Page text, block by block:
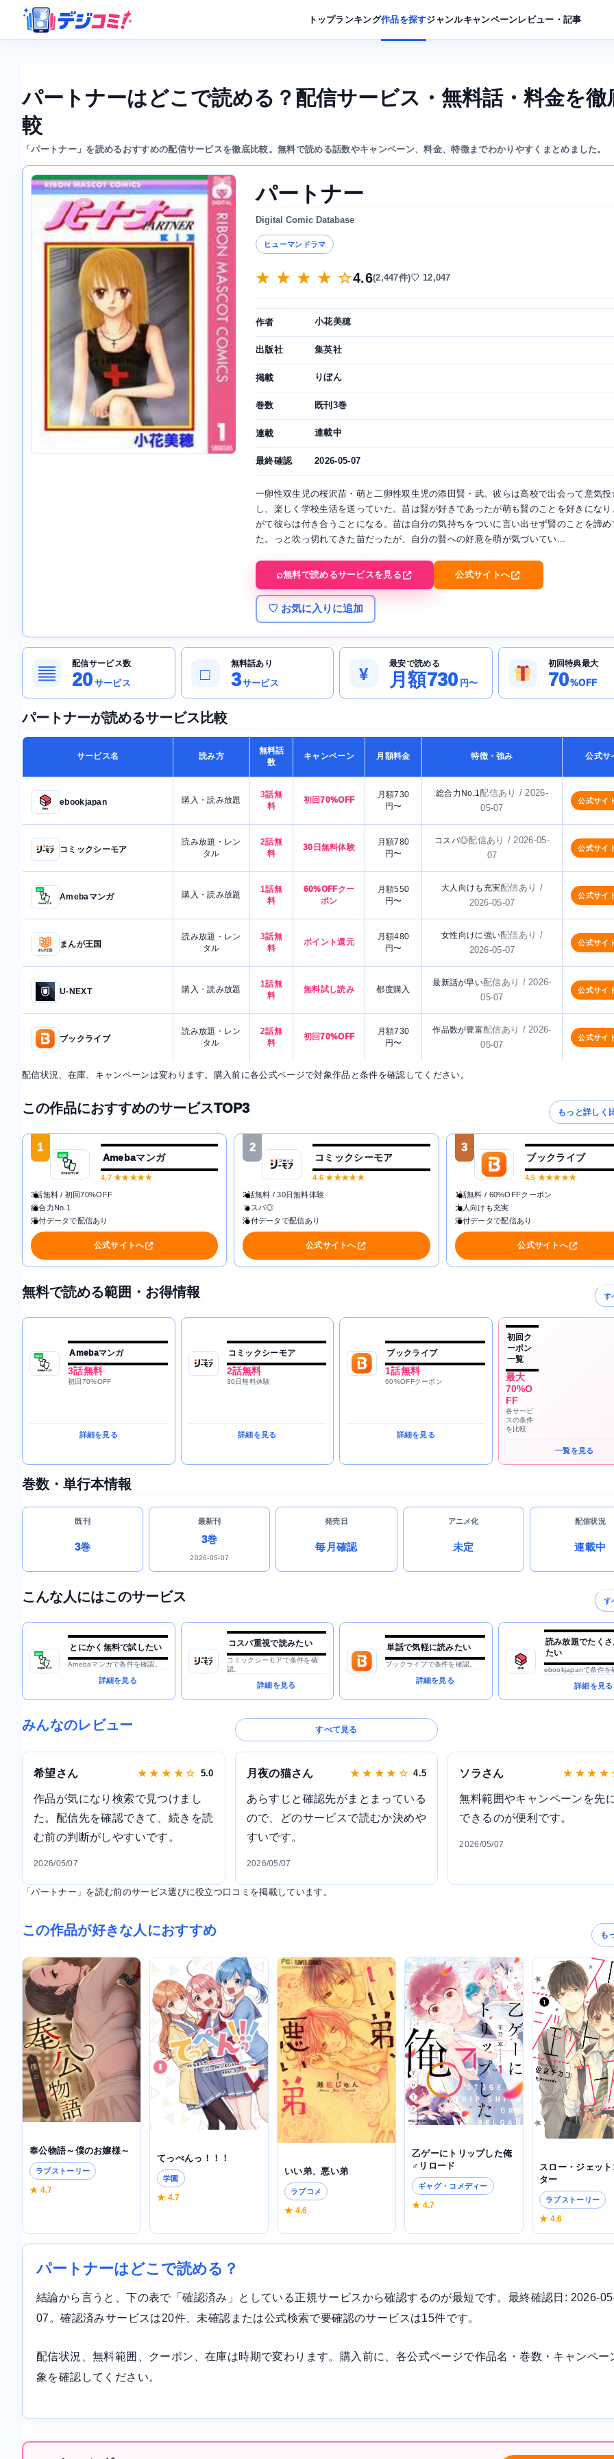
トップランキング作品を探すジャンルキャンペーンレビュー・記事
パートナーはどこで読める？配信サービス・無料話・料金を徹
較
「パートナー」を読めるおすすめの配信サービスを徹底比較。無料で読める話数やキャンペーン、料金、特徴までわかりやすくまとめました。
パートナー
Digital Comic Database
ヒューマンドラマ
★ ★ ★ ★ ☆4.6(2,447件)♡ 12,047
作者 小花美穂
出版社 集英社
掲載 りぼん
巻数 既刊3巻
連載 連載中
最終確認 2026-05-07
一卵性双生児の桜沢苗・萌と二卵性双生児の添田賢・武。彼らは高校で出会って意気投
し、楽しく学校生活を送っていた。苗は賢が好きであったが萌も賢のことを好きになり
がて彼らは付き合うことになる。苗は自分の気持ちをついに言い出せず賢のことを諦め
た。っと吹っ切れてきた苗だったが、自分の賢への好意を萌が気づいてい...
無料で読めるサービスを見る 公式サイトへ
♡ お気に入りに追加
▤
配信サービス数
20 サービス □
無料話あり
3サービス ¥
最安で読める
月額730 円〜
初回特典最大
70%OFF
パートナーが読めるサービス比較
サービス名 読み方
無料話
数
キャンペーン 月額料金 特徴・強み 公式サ
ebookjapan 購入・読み放題
3話無
料
初回70%OFF
月額730
円〜
総合力No.1配信あり / 2026-
05-07
公式サイ
コミックシーモア
読み放題・レン
タル
2話無
料
30日無料体験
月額780
円〜
コスパ◎配信あり / 2026-05-
07
公式サイ
Amebaマンガ 購入・読み放題
1話無
料
60%OFFクー
ポン
月額550
円〜
大人向けも充実配信あり /
2026-05-07
公式サイ
まんが王国
読み放題・レン
タル
3話無
料
ポイント還元
月額480
円〜
女性向けに強い配信あり /
2026-05-07
公式サイ
U-NEXT 購入・読み放題
1話無
料
無料試し読み 都度購入
最新話が早い配信あり / 2026-
05-07
公式サイ
ブックライブ
読み放題・レン
タル
2話無
料
初回70%OFF
月額730
円〜
作品数が豊富配信あり / 2026-
05-07
公式サイ
配信状況、在庫、キャンペーンは変わります。購入前に各公式ページで対象作品と条件を確認してください。
この作品におすすめのサービスTOP3 もっと詳しく
1
Amebaマンガ
4.7★★★★★
3話無料 / 初回70%OFF
総合力No.1
添付データで配信あり
公式サイトへ
2
コミックシーモア
4.6 ★★★★★
2話無料 / 30日無料体験
コスパ◎
添付データで配信あり
公式サイトへ
3
ブックライブ
4.5 ★★★★★
1話無料 / 60%OFFクーポン
大人向けも充実
添付データで配信あり
公式サイトへ
無料で読める範囲・お得情報 す
Amebaマンガ
3話無料
初回70%OFF
詳細を見る
コミックシーモア
2話無料
30日無料体験
詳細を見る
ブックライブ
1話無料
60%OFFクーポン
詳細を見る
初回ク
ーポン
一覧
最大
70%O
FF
各サービ
スの条件
を比較
一覧を見る
巻数・単行本情報
既刊
3巻
最新刊
3巻
2026-05-07
発売日
毎月確認
アニメ化
未定
配信状況
連載中
こんな人にはこのサービス す
とにかく無料で試したい
Amebaマンガで条件を確認。
詳細を見る
コスパ重視で読みたい
コミックシーモアで条件を確
認。
詳細を見る
単話で気軽に読みたい
ブックライブで条件を確認。
詳細を見る
読み放題でたく
たい
ebookjapanで条件を
詳細を見る
みんなのレビュー すべて見る
希望さん ★ ★ ★ ★ ☆ 5.0
作品が気になり検索で見つけまし
た。配信先を確認できて、続きを読
む前の判断がしやすいです。
2026/05/07
月夜の猫さん ★ ★ ★ ★ ☆ 4.5
あらすじと確認先がまとまっている
ので、どのサービスで読むか決めや
すいです。
2026/05/07
ソラさん ★ ★ ★ ★
無料範囲やキャンペーンを先
できるのが便利です。
2026/05/07
「パートナー」を読む前のサービス選びに役立つ口コミを掲載しています。
この作品が好きな人におすすめ も
奉公物語～僕のお嬢様～
ラブストーリー
★ 4.7
てっぺんっ！！！
学園
★ 4.7
いい弟、悪い弟
ラブコメ
★ 4.6
乙ゲーにトリップした俺
♂リロード
ギャグ・コメディー
★ 4.7
スロー・ジェッ
ター
ラブストーリー
★ 4.6
パートナーはどこで読める？
結論から言うと、下の表で「確認済み」としている正規サービスから確認するのが最短です。最終確認日: 2026-
07。確認済みサービスは20件、未確認または公式検索で要確認のサービスは15件です。
配信状況、無料範囲、クーポン、在庫は時期で変わります。購入前に、各公式ページで作品名・巻数・キャンペー
象を確認してください。